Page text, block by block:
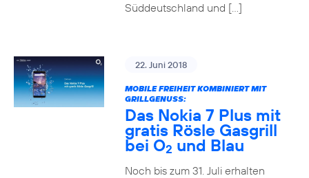
Süddeutschland und […]
22. Juni 2018
MOBILE FREIHEIT KOMBINIERT MIT
GRILLGENUSS:
Das Nokia 7 Plus mit
gratis Rösle Gasgrill
bei O2 und Blau
Noch bis zum 31. Juli erhalten